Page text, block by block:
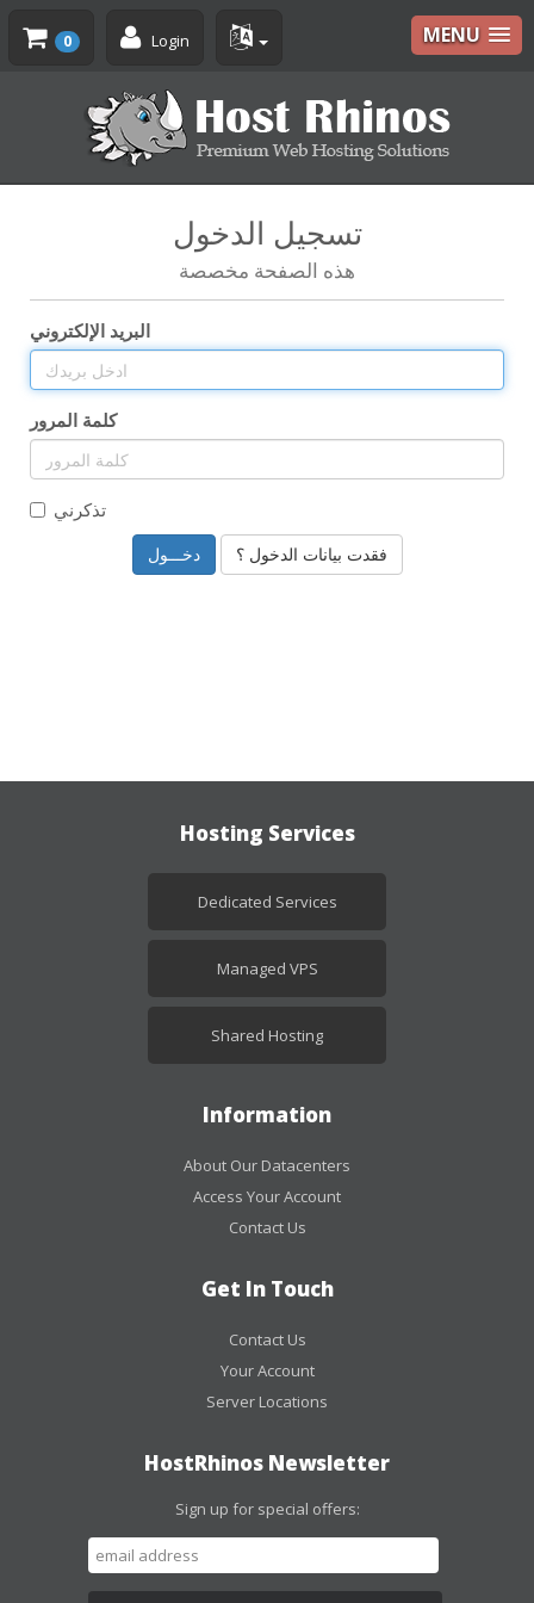
MENU
Login
0
تسجيل الدخول
هذه الصفحة مخصصة
البريد الإلكتروني
كلمة المرور
تذكرني
فقدت بيانات الدخول ؟
Hosting Services
Dedicated Services
Managed VPS
Shared Hosting
Information
About Our Datacenters
Access Your Account
Contact Us
Get In Touch
Contact Us
Your Account
Server Locations
HostRhinos Newsletter
Sign up for special offers: